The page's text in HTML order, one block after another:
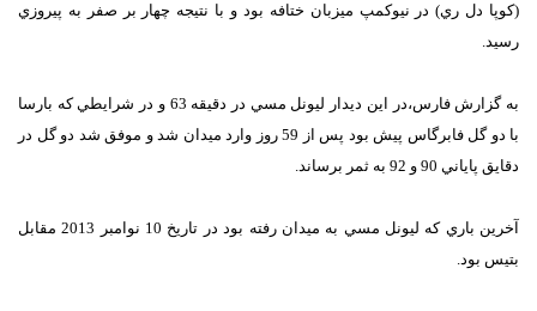
(کوپا دل ري) در نيوکمپ ميزبان ختافه بود و با نتيجه چهار بر صفر به پيروزي
رسيد.
به گزارش فارس،در اين ديدار ليونل مسي در دقيقه 63 و در شرايطي که بارسا
با دو گل فابرگاس پيش بود پس از 59 روز وارد ميدان شد و موفق شد دو گل در
دقايق پاياني 90 و 92 به ثمر برساند.
آخرين باري که ليونل مسي به ميدان رفته بود در تاريخ 10 نوامبر 2013 مقابل
بتيس بود.